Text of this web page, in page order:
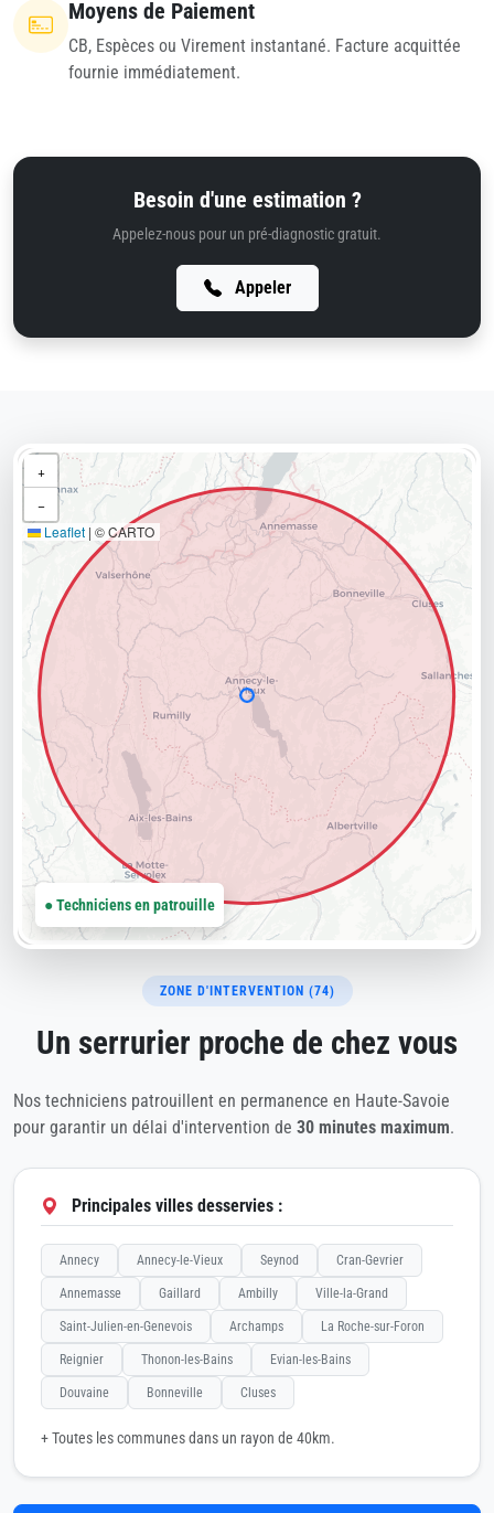
Moyens de Paiement
CB, Espèces ou Virement instantané. Facture acquittée
fournie immédiatement.
Besoin d'une estimation ?
Appelez-nous pour un pré-diagnostic gratuit.
Appeler
ZONE D'INTERVENTION (74)
Un serrurier proche de chez vous
Nos techniciens patrouillent en permanence en Haute-Savoie
pour garantir un délai d'intervention de 30 minutes maximum.
Principales villes desservies :
Annecy Annecy-le-Vieux Seynod Cran-Gevrier
Annemasse Gaillard Ambilly Ville-la-Grand
Saint-Julien-en-Genevois Archamps La Roche-sur-Foron
Reignier Thonon-les-Bains Evian-les-Bains
Douvaine Bonneville Cluses
+ Toutes les communes dans un rayon de 40km.
+
−
Leaflet | © CARTO
● Techniciens en patrouille